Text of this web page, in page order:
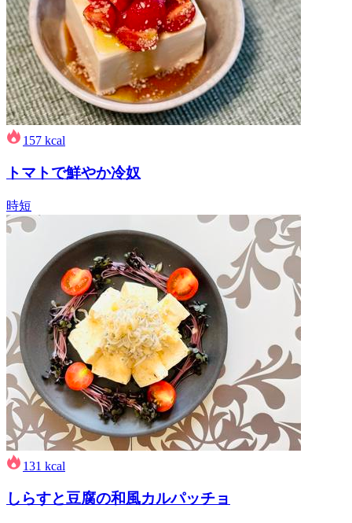
157 kcal
トマトで鮮やか冷奴
時短
131 kcal
しらすと豆腐の和風カルパッチョ